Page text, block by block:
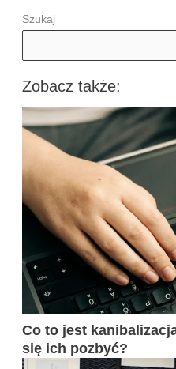
Szukaj
Zobacz także:
Co to jest
się ich pozbyć?